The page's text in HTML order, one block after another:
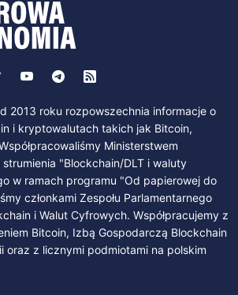
2013 roku rozpowszechnia informacje o
i kryptowalutach takich jak Bitcoin,
Ministerstwem
"Blockchain/DLT i waluty
w ramach programu "Od papierowej do
członkami Zespołu Parlamentarnego
i Walut Cyfrowych. Współpracujemy z
Bitcoin, Izbą Gospodarczą Blockchain
oraz z licznymi podmiotami na polskim